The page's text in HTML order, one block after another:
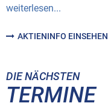
weiterlesen...
AKTIENINFO EINSEHEN
DIE NÄCHSTEN
TERMINE